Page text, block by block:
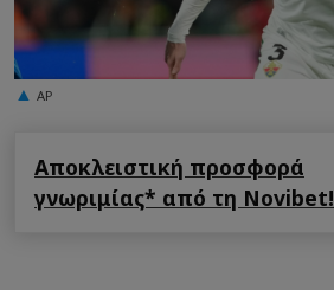
AP
Αποκλειστική προσφορά
γνωριμίας* από τη Novibet!